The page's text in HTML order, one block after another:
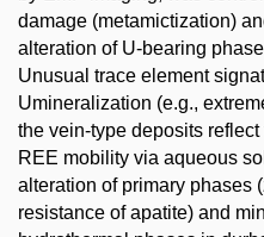
damage (metamictization)
alteration of U-bearing
Unusual trace element
Umineralization (e.g.,
the vein-type deposits
REE mobility via aqueous
alteration of primary phases
resistance of apatite) and